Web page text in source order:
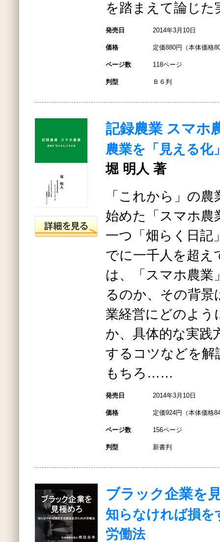
を踏まえて論じた
発売日 2014年3月10日
価格 定価880円（本体価格
ページ数 118ページ
判型 Ｂ６判
記録農業 スマホ
農業を「見える化
堀 明人 著
「これから」の
始めた「スマホ農
一つ「畑らく日記
でに一千人を超え
は、「スマホ農業
るのか、その背景
業経営にどのよう
か、具体的な実践
するコツなどを解
もちろ……
発売日 2014年3月10日
価格 定価924円（本体価格
ページ数 156ページ
判型 新書判
ブラック企業を
知らなければ損を
労働法